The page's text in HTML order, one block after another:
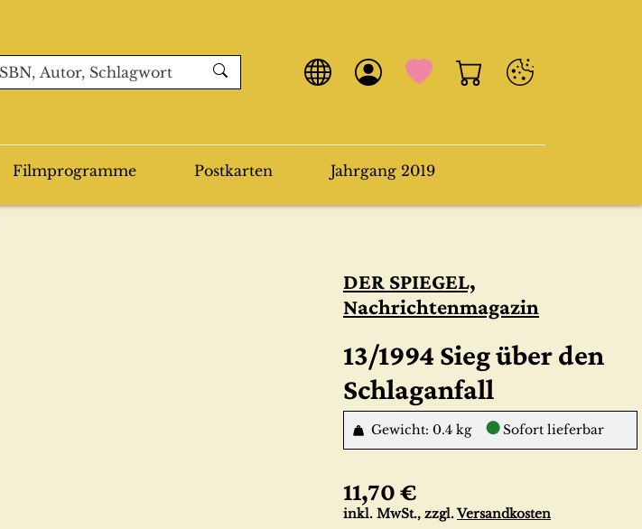
Filmprogramme Postkarten Jahrgang 2019
DER SPIEGEL,
Nachrichtenmagazin
13/1994 Sieg über den
Schlaganfall
Gewicht: 0.4 kg ●Sofort lieferbar
11,70 €
inkl. MwSt., zzgl.Versandkosten